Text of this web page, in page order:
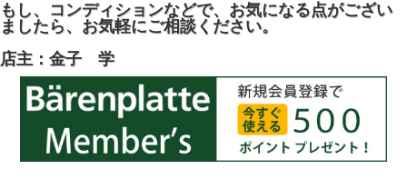
もし、コンディションなどで、お気になる点がござい
ましたら、お気軽にご相談ください。
店主：金子 学